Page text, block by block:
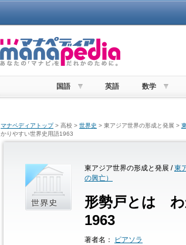
国語 英語 数学
マナペディアトップ> 高校 > 世界史 > 東アジア世界の形成と発展 >
かりやすい世界史用語1963
東アジア世界の形成と発展 /東
の興亡）
形勢戸とは わ
1963
著者名： ピアソラ